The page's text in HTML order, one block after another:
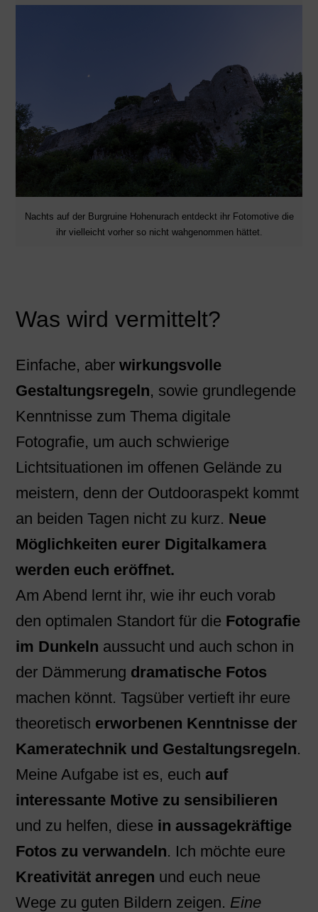
Nachts auf der Burgruine Hohenurach entdeckt ihr Fotomotive die
ihr vielleicht vorher so nicht wahgenommen hättet.
Was wird vermittelt?
Einfache, aberwirkungsvolle
Gestaltungsregeln, sowie grundlegende
Kenntnisse zum Thema digitale
Fotografie, um auch schwierige
Lichtsituationen im offenen Gelände zu
meistern, denn der Outdooraspekt kommt
an beiden Tagen nicht zu kurz. Neue
Möglichkeiten eurer Digitalkamera
werden euch eröffnet.
Am Abend lernt ihr, wie ihr euch vorab
den optimalen Standort für die Fotografie
im Dunkeln aussucht und auch schon in
der Dämmerung dramatische Fotos
machen könnt. Tagsüber vertieft ihr eure
theoretisch erworbenen Kenntnisse der
Kameratechnik und Gestaltungsregeln.
Meine Aufgabe ist es, euch auf
interessante Motive zu sensibilieren
und zu helfen, diese in aussagekräftige
Fotos zu verwandeln. Ich möchte eure
Kreativität anregen und euch neue
Wege zu guten Bildern zeigen. Eine